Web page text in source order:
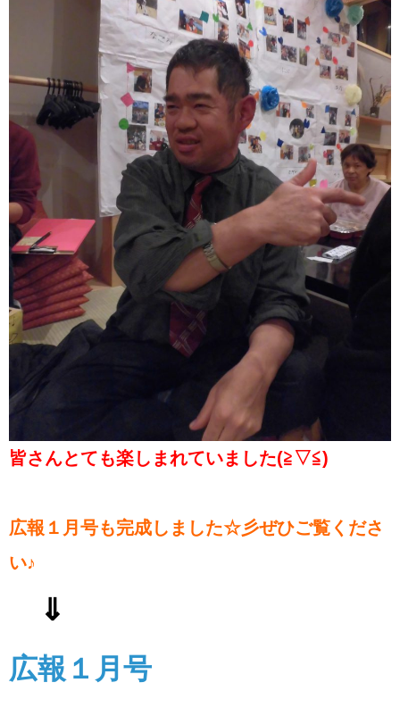
皆さんとても楽しまれていました(≧▽≦)
広報１月号も完成しました☆彡ぜひご覧くださ
い♪
⇓
広報１月号